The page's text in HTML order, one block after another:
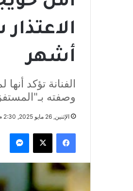
أشهر
الفنانة تؤكد
وصفته
الإثنين, 26 مايو 2025, 2:30 م
فيسبوك